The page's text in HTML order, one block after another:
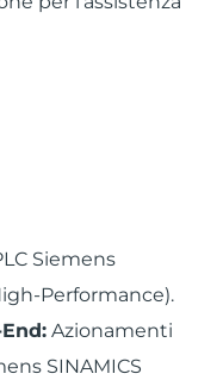
Siemens
Performance).
Azionamenti
SINAMICS